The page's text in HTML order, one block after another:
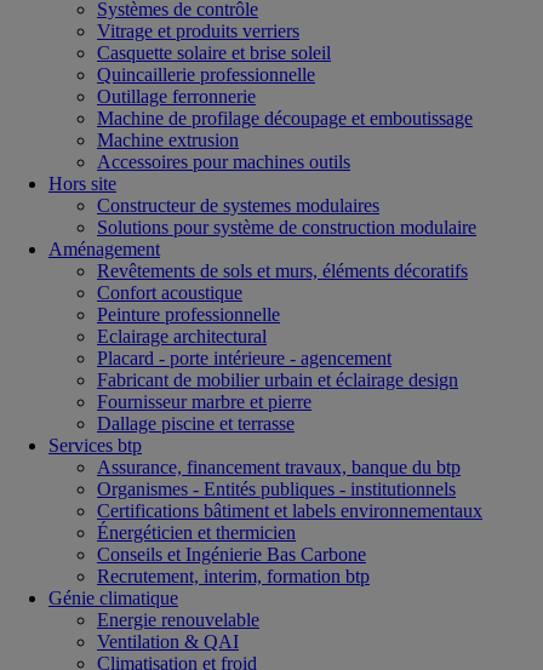
Systèmes de contrôle
Vitrage et produits verriers
Casquette solaire et brise soleil
Quincaillerie professionnelle
Outillage ferronnerie
Machine de profilage découpage et emboutissage
Machine extrusion
Accessoires pour machines outils
Hors site
Constructeur de systemes modulaires
Solutions pour système de construction modulaire
Aménagement
Revêtements de sols et murs, éléments décoratifs
Confort acoustique
Peinture professionnelle
Eclairage architectural
Placard - porte intérieure - agencement
Fabricant de mobilier urbain et éclairage design
Fournisseur marbre et pierre
Dallage piscine et terrasse
Services btp
Assurance, financement travaux, banque du btp
Organismes - Entités publiques - institutionnels
Certifications bâtiment et labels environnementaux
Énergéticien et thermicien
Conseils et Ingénierie Bas Carbone
Recrutement, interim, formation btp
Génie climatique
Energie renouvelable
Ventilation & QAI
Climatisation et froid